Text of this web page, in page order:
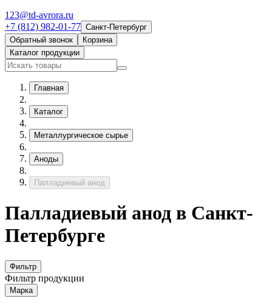
123@td-avrora.ru
+7 (812) 982-01-77 Санкт-Петербург
Обратный звонок
Корзина
Каталог продукции
Главная
Каталог
Металлургическое сырье
Аноды
Палладиевый анод
Палладиевый анод в Санкт-
Петербурге
Фильтр
Фильтр продукции
Марка